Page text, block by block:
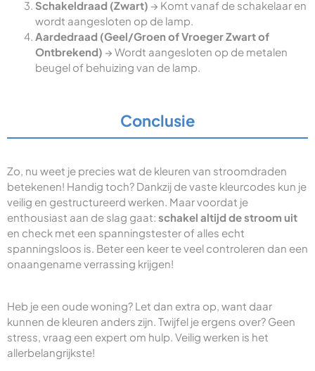
Schakeldraad (Zwart) → Komt vanaf de schakelaar en
wordt aangesloten op de lamp.
Aardedraad (Geel/Groen of Vroeger Zwart of
Ontbrekend) → Wordt aangesloten op de metalen
beugel of behuizing van de lamp.
Conclusie
Zo, nu weet je precies wat de kleuren van stroomdraden
betekenen! Handig toch? Dankzij de vaste kleurcodes kun je
veilig en gestructureerd werken. Maar voordat je
enthousiast aan de slag gaat: schakel altijd de stroom uit
en check met een spanningstester of alles echt
spanningsloos is. Beter een keer te veel controleren dan een
onaangename verrassing krijgen!
Heb je een oude woning? Let dan extra op, want daar
kunnen de kleuren anders zijn. Twijfel je ergens over? Geen
stress, vraag een expert om hulp. Veilig werken is het
allerbelangrijkste!